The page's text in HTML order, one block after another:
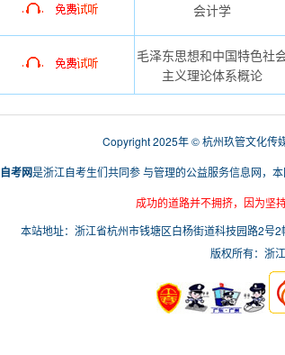
会计学
毛泽东思想和中国特色社
主义理论体系概论
Copyright 2025年 © 杭州玖管文化传
考网是浙江自考生们共同参 与管理的公益服务信息网，
成功的道路并不拥挤，因为坚
本站地址：浙江省杭州市钱塘区白杨街道科技园路2
版权所有：浙